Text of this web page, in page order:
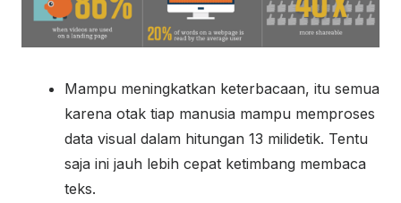
Mampu meningkatkan keterbacaan, itu semua
karena otak tiap manusia mampu memproses
data visual dalam hitungan 13 milidetik. Tentu
saja ini jauh lebih cepat ketimbang membaca
teks.